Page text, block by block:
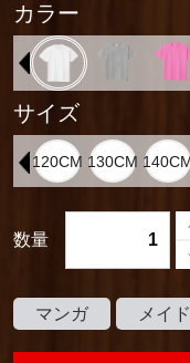
カラー
サイズ
数量
マンガ メイド